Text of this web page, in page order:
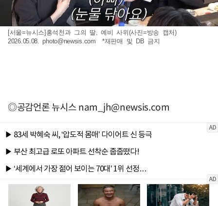
[서울=뉴시스]홍석천과 그의 딸, 예비 사위(사진=방송 캡처)
2026.05.08.photo@newsis.com *재판매 및 DB 금지
◎공감언론 뉴시스nam_jh@newsis.com